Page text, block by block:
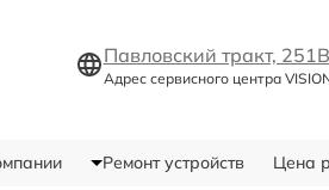
Павловский тракт, 251В
Адрес сервисного центра
Ремонт устройств Цена